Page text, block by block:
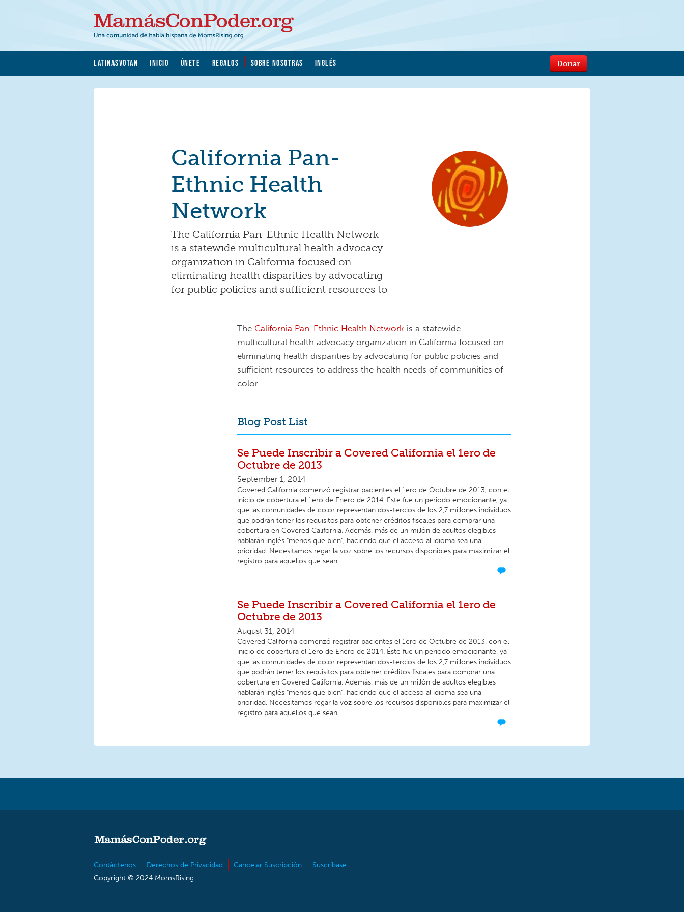
MamásConPoder.org
LATINASVOTAN INICIO ÚNETE REGALOS SOBRE NOSOTRAS INGLÉS Donar
California Pan-
Ethnic Health
Network
The California Pan-Ethnic Health Network
is a statewide multicultural health advocacy
organization in California focused on
eliminating health disparities by advocating
for public policies and sufficient resources to
The California Pan-Ethnic Health Network is a statewide
multicultural health advocacy organization in California focused on
eliminating health disparities by advocating for public policies and
sufficient resources to address the health needs of communities of
color.
Blog Post List
Se Puede Inscribir a Covered California el 1ero de
Octubre de 2013
September 1, 2014
Covered California comenzó registrar pacientes el 1ero de Octubre de 2013, con el
inicio de cobertura el 1ero de Enero de 2014. Éste fue un periodo emocionante, ya
que las comunidades de color representan dos-tercios de los 2,7 millones individuos
que podrán tener los requisitos para obtener créditos fiscales para comprar una
cobertura en Covered California. Además, más de un millón de adultos elegibles
hablarán inglés "menos que bien", haciendo que el acceso al idioma sea una
prioridad. Necesitamos regar la voz sobre los recursos disponibles para maximizar el
registro para aquellos que sean...
Se Puede Inscribir a Covered California el 1ero de
Octubre de 2013
August 31, 2014
Covered California comenzó registrar pacientes el 1ero de Octubre de 2013, con el
inicio de cobertura el 1ero de Enero de 2014. Éste fue un periodo emocionante, ya
que las comunidades de color representan dos-tercios de los 2,7 millones individuos
que podrán tener los requisitos para obtener créditos fiscales para comprar una
cobertura en Covered California. Además, más de un millón de adultos elegibles
hablarán inglés "menos que bien", haciendo que el acceso al idioma sea una
prioridad. Necesitamos regar la voz sobre los recursos disponibles para maximizar el
registro para aquellos que sean...
Contáctenos Derechos de Privacidad Cancelar Suscripción
Suscríbase
Copyright © 2024 MomsRising